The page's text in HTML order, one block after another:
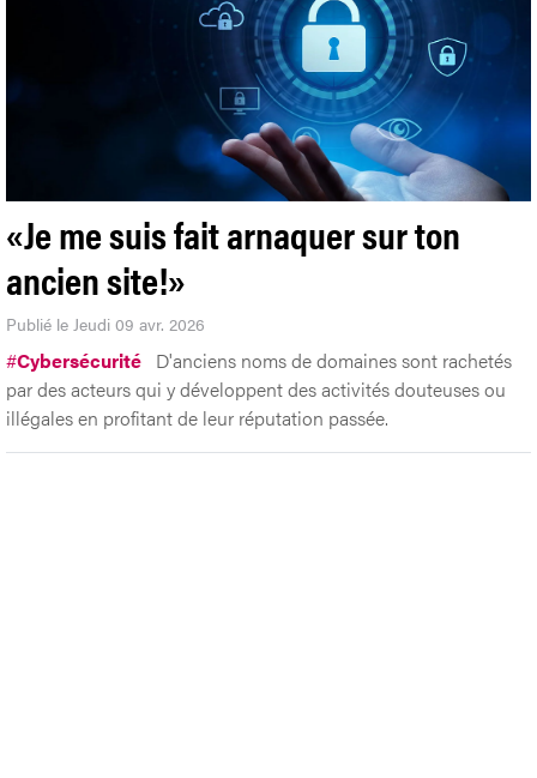
«Je me suis fait arnaquer sur ton
ancien site!»
Publié le Jeudi 09 avr. 2026
#Cybersécurité D'anciens noms de domaines sont rachetés
par des acteurs qui y développent des activités douteuses ou
illégales en profitant de leur réputation passée.